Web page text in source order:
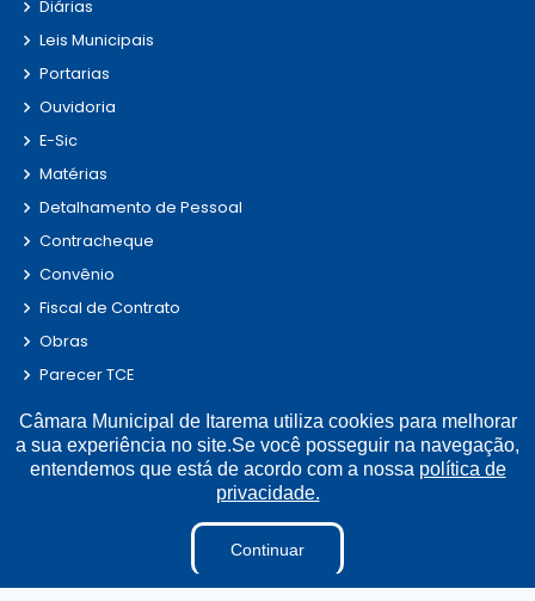
Diárias
Leis Municipais
Portarias
Ouvidoria
E-Sic
Matérias
Detalhamento de Pessoal
Contracheque
Convênio
Fiscal de Contrato
Obras
Parecer TCE
Radar da Transparência
LAI
Estagiários
Perguntas e Respostas
Sigilo de Documentos
Câmara Municipal de Itarema utiliza cookies para melhorar
a sua experiência no site.Se você posseguir na navegação,
entendemos que está de acordo com a nossa política de
privacidade.
Continuar